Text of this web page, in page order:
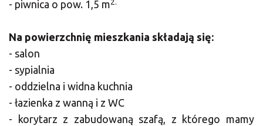
- piwnica o pow. 1,5 m
Na powierzchnię mieszkania składają się:
- salon
- sypialnia
- oddzielna i widna kuchnia
- łazienka z wanną i z WC
- korytarz z zabudowaną szafą, z którego mamy